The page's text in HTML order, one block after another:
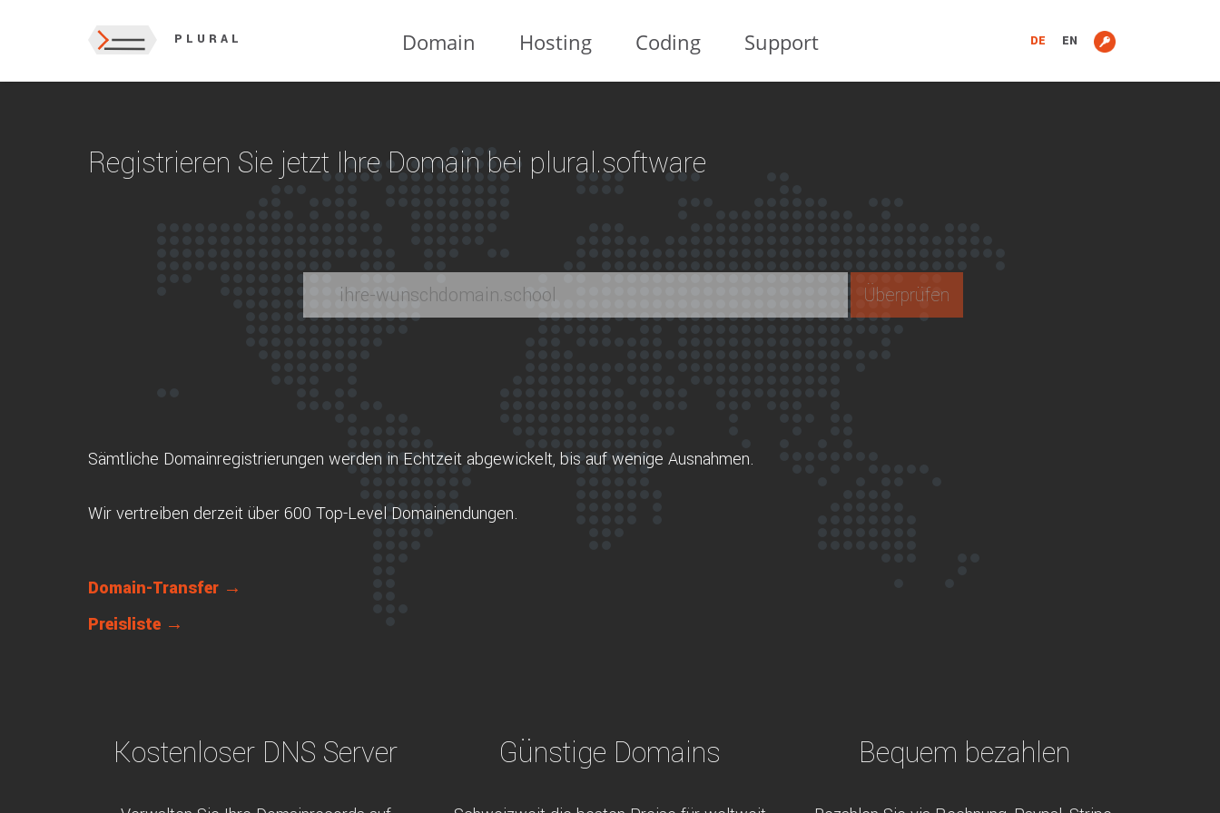
PLURAL Domain Hosting Coding Support DE EN
Registrieren Sie jetzt Ihre Domain bei plural.software
Sämtliche Domainregistrierungen werden in Echtzeit abgewickelt, bis auf wenige Ausnahmen.
Wir vertreiben derzeit über 600 Top-Level Domainendungen.
Domain-Transfer →
Preisliste →
Kostenloser DNS Server Günstige Domains Bequem bezahlen